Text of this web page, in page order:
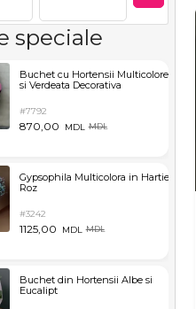
speciale
Buchet cu Hortensii Multicolore
si Verdeata Decorativa
#7792
870,00 MDL MDL
Gypsophila Multicolora in Hartie
Roz
#3242
1125,00 MDL MDL
Buchet din Hortensii Albe si
Eucalipt